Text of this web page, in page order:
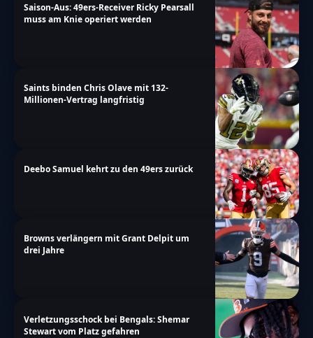
Saison-Aus: 49ers-Receiver Ricky Pearsall
muss am Knie operiert werden
Saints binden Chris Olave mit 132-
Millionen-Vertrag langfristig
Deebo Samuel kehrt zu den 49ers zurück
Browns verlängern mit Grant Delpit um
drei Jahre
Verletzungsschock bei Bengals: Shemar
Stewart vom Platz gefahren